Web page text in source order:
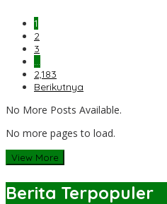
1
2
3
…
2,183
Berikutnya
No More Posts Available.
No more pages to load.
View More
Berita Terpopuler